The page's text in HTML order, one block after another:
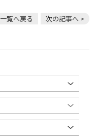
一覧へ戻る 次の記事へ >